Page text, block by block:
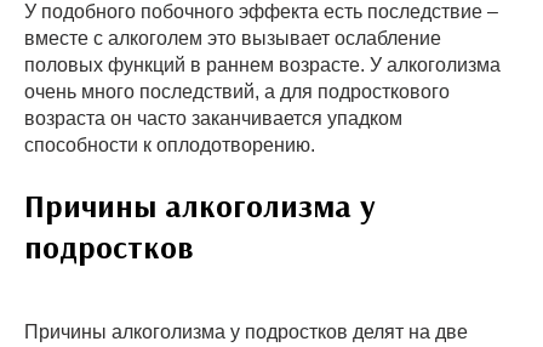
У подобного побочного эффекта есть последствие –
вместе с алкоголем это вызывает ослабление
половых функций в раннем возрасте. У алкоголизма
очень много последствий, а для подросткового
возраста он часто заканчивается упадком
способности к оплодотворению.
Причины алкоголизма у
подростков
Причины алкоголизма у подростков делят на две